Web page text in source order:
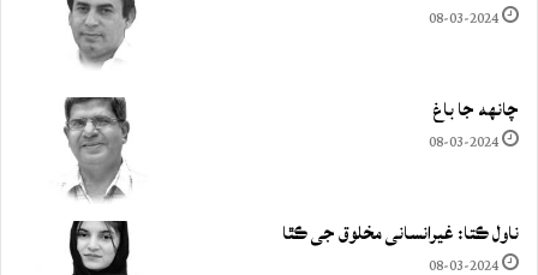
08-03-2024
چانهه جا باغ
08-03-2024
ناول ڪتا: غيرانساني مخلوق جي ڪٿا
08-03-2024